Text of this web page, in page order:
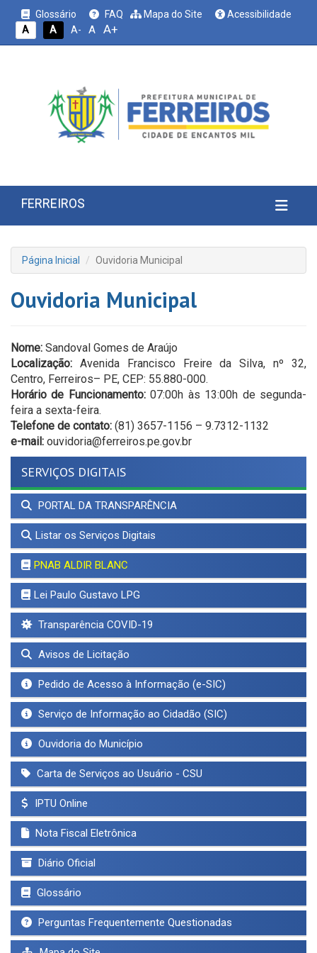
Glossário FAQ Mapa do Site
Acessibilidade
A
A A- A A+
FERREIROS
Página Inicial Ouvidoria Municipal
Ouvidoria Municipal
Nome: Sandoval Gomes de Araújo
Localização: Avenida Francisco Freire da Silva, nº 32,
Centro, Ferreiros– PE, CEP: 55.880-000.
Horário de Funcionamento:07:00h às 13:00h de segunda-
feira a sexta-feira.
Telefone de contato: (81) 3657-1156 – 9.7312-1132
e-mail: ouvidoria@ferreiros.pe.gov.br
SERVIÇOS DIGITAIS
PORTAL DA TRANSPARÊNCIA
Listar os Serviços Digitais
PNAB ALDIR BLANC
Lei Paulo Gustavo LPG
Transparência COVID-19
Avisos de Licitação
Pedido de Acesso à Informação (e-SIC)
Serviço de Informação ao Cidadão (SIC)
Ouvidoria do Município
Carta de Serviços ao Usuário - CSU
IPTU Online
Nota Fiscal Eletrônica
Diário Oficial
Glossário
Perguntas Frequentemente Questionadas